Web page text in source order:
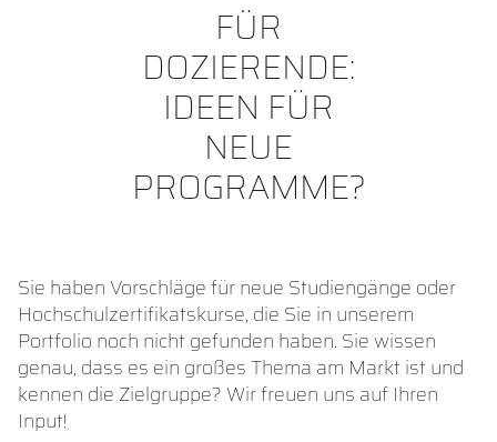
FÜR
DOZIERENDE:
IDEEN FÜR
NEUE
PROGRAMME?
Sie haben Vorschläge für neue Studiengänge oder
Hochschulzertifikatskurse, die Sie in unserem
Portfolio noch nicht gefunden haben. Sie wissen
genau, dass es ein großes Thema am Markt ist und
kennen die Zielgruppe? Wir freuen uns auf Ihren
Input!